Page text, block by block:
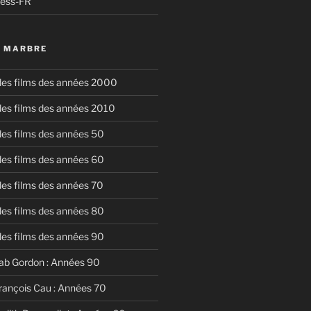
films des années 2000
films des années 2010
films des années 50
films des années 60
films des années 70
films des années 80
films des années 90
Gordon : Années 90
Cau : Années 70